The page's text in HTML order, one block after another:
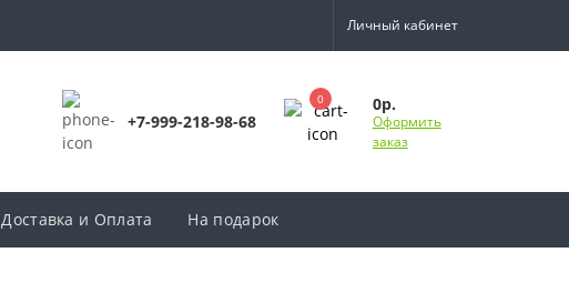
Личный кабинет
+7-999-218-98-68
0 0р.
Оформить
заказ
Доставка и Оплата На подарок